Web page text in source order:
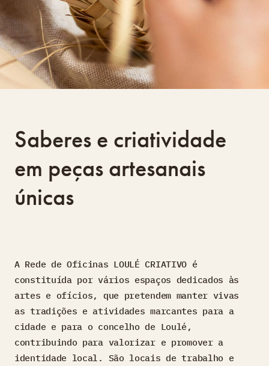
Saberes e criatividade
em peças artesanais
únicas
A Rede de Oficinas LOULÉ CRIATIVO é
constituída por vários espaços dedicados às
artes e ofícios, que pretendem manter vivas
as tradições e atividades marcantes para a
cidade e para o concelho de Loulé,
contribuindo para valorizar e promover a
identidade local. São locais de trabalho e